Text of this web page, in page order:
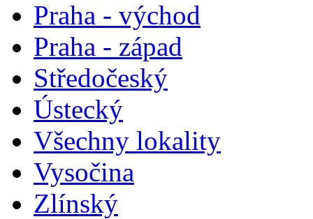
Praha - východ
Praha - západ
Středočeský
Ústecký
Všechny lokality
Vysočina
Zlínský